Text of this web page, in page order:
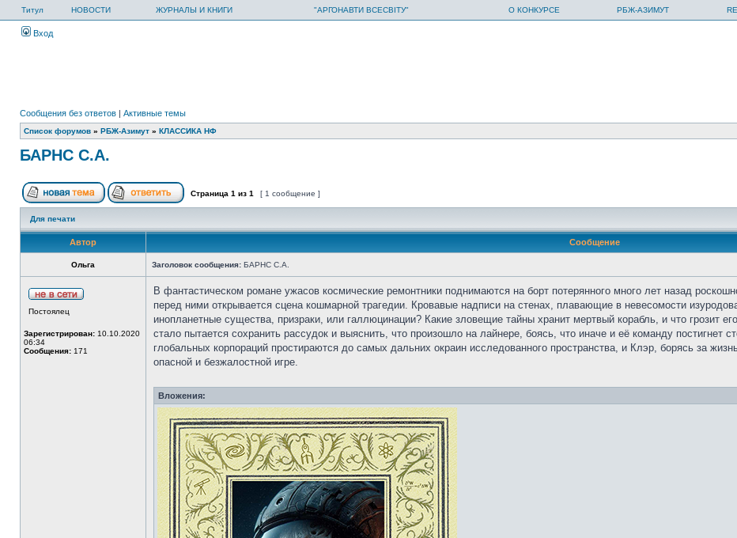
Титул НОВОСТИ ЖУРНАЛЫ И КНИГИ "АРГОНАВТИ ВСЕСВІТУ" О КОНКУРСЕ РБЖ-АЗИМУТ
Вход
Сообщения без ответов | Активные темы
Список форумов » РБЖ-Азимут » КЛАССИКА НФ
БАРНС С.А.
Страница 1 из 1 [ 1 сообщение ]
Для печати
Автор Сообщение
Ольга Заголовок сообщения: БАРНС С.А.
Постоялец
Зарегистрирован: 10.10.2020
06:34
Сообщения: 171
В фантастическом романе ужасов космические ремонтники поднимаются на борт потерянного много лет назад
перед ними открывается сцена кошмарной трагедии. Кровавые надписи на стенах, плавающие в невесомости
инопланетные существа, призраки, или галлюцинации? Какие зловещие тайны хранит мертвый корабль, и что грозит
стало пытается сохранить рассудок и выяснить, что произошло на лайнере, боясь, что иначе и её команду постигнет
глобальных корпораций простираются до самых дальних окраин исследованного пространства, и Клэр, борясь за
опасной и безжалостной игре.
Вложения: